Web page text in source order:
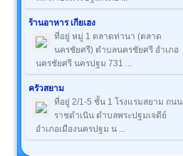
ร้านอาหาร เกียเฮง
ที่อยู่ หมู่ 1 ตลาดท่านา (ตลาด
นครชัยศรี) ตำบลนครชัยศรี อำเภอ
นครชัยศรี นครปฐม 731 ...
ครัวสยาม
ที่อยู่ 2/1-5 ชั้น 1 โรงแรมสยาม ถนน
ราชดำเนิน ตำบลพระปฐมเจดีย์
อำเภอเมืองนครปฐม น ...